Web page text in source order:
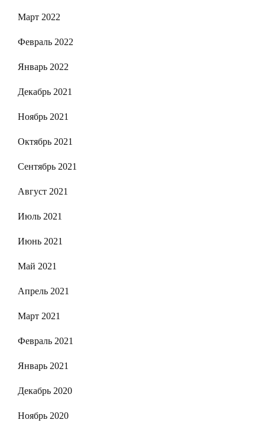
Март 2022
Февраль 2022
Январь 2022
Декабрь 2021
Ноябрь 2021
Октябрь 2021
Сентябрь 2021
Август 2021
Июль 2021
Июнь 2021
Май 2021
Апрель 2021
Март 2021
Февраль 2021
Январь 2021
Декабрь 2020
Ноябрь 2020